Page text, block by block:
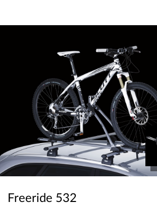
Freeride 532